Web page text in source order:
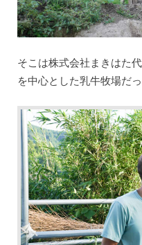
そこは株式会社まきはた
を中心とした乳牛牧場だっ